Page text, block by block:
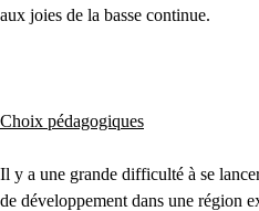
aux joies de la basse continue.
Choix pédagogiques
Il y a une grande difficulté à se
de développement dans une région